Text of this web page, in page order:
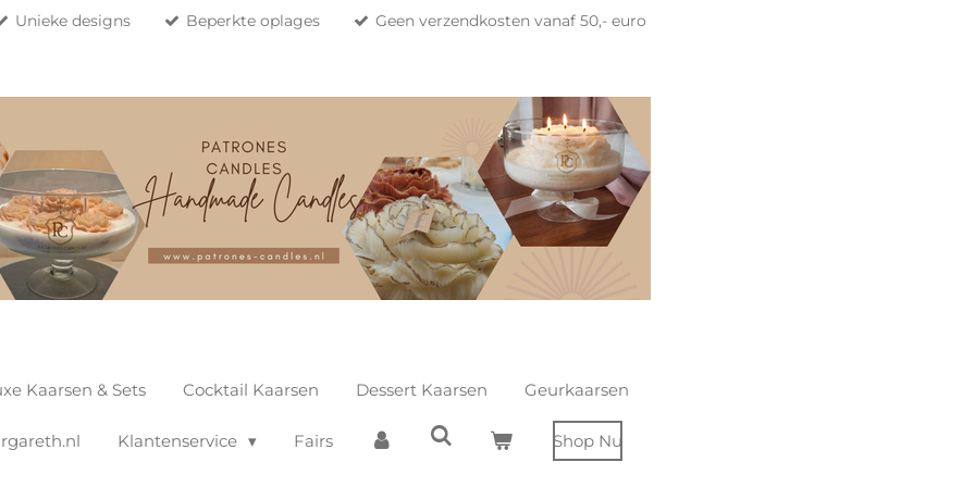
Unieke designs Beperkte oplages Geen verzendkosten vanaf 50,- euro
Kaarsen & Sets Cocktail Kaarsen Dessert Kaarsen Geurkaarsen
Klantenservice Fairs Shop Nu